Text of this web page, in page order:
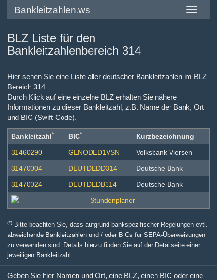
Toggle
Bankleitzahlen.ws
BLZ Liste für den
Bankleitzahlenbereich 314
Hier sehen Sie eine Liste aller deutscher Bankleitzahlen im BLZ
Bereich 314.
Durch Klick auf eine einzelne BLZ erhalten Sie nähere
Informationen zu dieser Bankleitzahl, z.B. Name der Bank, Ort
und BIC (Swift-Code).
Bankleitzahl* BIC* Kurzbezeichnung
31460290 GENODED1VSN Volksbank Viersen
31470004 DEUTDEDD314 Deutsche Bank
31470024 DEUTDEDB314 Deutsche Bank
(*) Bitte beachten Sie, dass aufgrund bankspezifischer Regelungen evtl.
abweichende Bankleitzahlen und / oder BICs für SEPA-Überweisungen
zu verwenden sind. Details hierzu finden Sie auf der Detailseite einer
jeweiligen Bankleitzahl.
Geben Sie hier Namen und Ort, eine BLZ, einen BIC oder eine